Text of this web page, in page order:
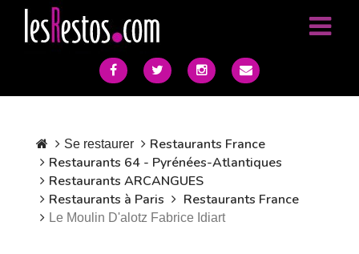
Se restaurer
Restaurants France
Restaurants 64 - Pyrénées-Atlantiques
Restaurants ARCANGUES
Restaurants à Paris
Restaurants France
Le Moulin D'alotz Fabrice Idiart